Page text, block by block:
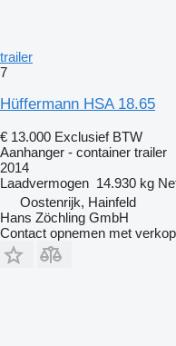
trailer
7
Hüffermann HSA 18.65
€ 13.000 Exclusief BTW
Aanhanger - container trailer
2014
Laadvermogen 14.930 kg
Oostenrijk, Hainfeld
Hans Zöchling GmbH
Contact opnemen met